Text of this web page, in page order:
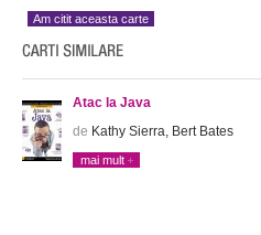
Am citit aceasta carte
Atac la Java
de Kathy Sierra, Bert Bates
mai mult